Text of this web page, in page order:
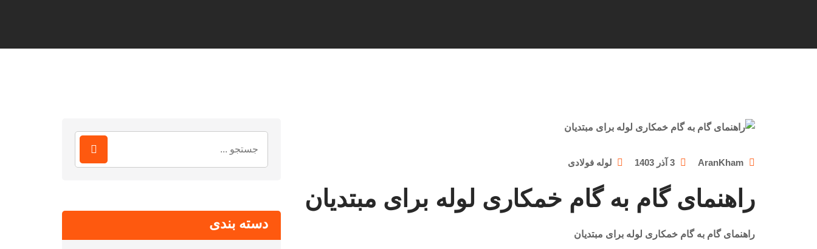
AranKham 3 آذر 1403 لوله فولادی
راهنمای گام به گام خمکاری لوله برای مبتدیان
راهنمای گام به گام خمکاری لوله برای مبتدیان
برای:
دسته بندی